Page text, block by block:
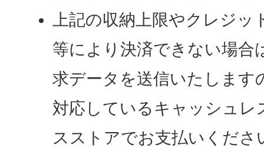
上記の収納上限やクレジ
等により決済できない場合
求データを送信いたします
対応しているキャッシュレ
スストアでお支払いくださ